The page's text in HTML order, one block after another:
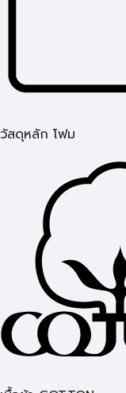
วัสดุหลัก โฟม